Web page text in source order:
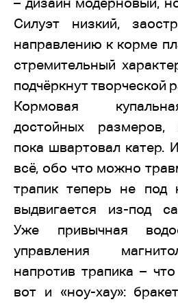
Силуэт низкий,
направлению к корме
стремительный
подчёркнут творческой
Кормовая
достойных размеров,
пока швартовал катер.
всё, обо что можно
трапик теперь не под
выдвигается из-под
Уже привычная
управления
напротив трапика –
вот и «ноу-хау»: